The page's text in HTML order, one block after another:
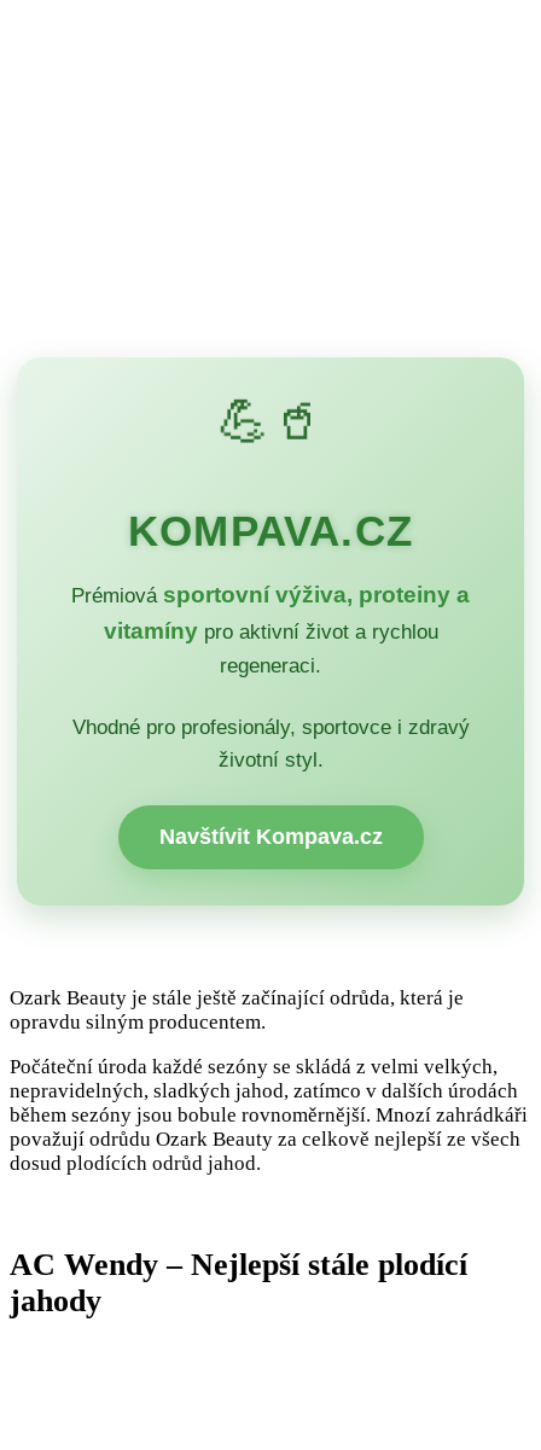
💪🥤
KOMPAVA.CZ
Prémiová sportovní výživa, proteiny a
vitamínypro aktivní život a rychlou
regeneraci.
Vhodné pro profesionály, sportovce i zdravý
životní styl.
Navštívit Kompava.cz
Ozark Beauty je stále ještě začínající odrůda, která je
opravdu silným producentem.
Počáteční úroda každé sezóny se skládá z velmi velkých,
nepravidelných, sladkých jahod, zatímco v dalších úrodách
během sezóny jsou bobule rovnoměrnější. Mnozí zahrádkáři
považují odrůdu Ozark Beauty za celkově nejlepší ze všech
dosud plodících odrůd jahod.
AC Wendy – Nejlepší stále plodící
jahody